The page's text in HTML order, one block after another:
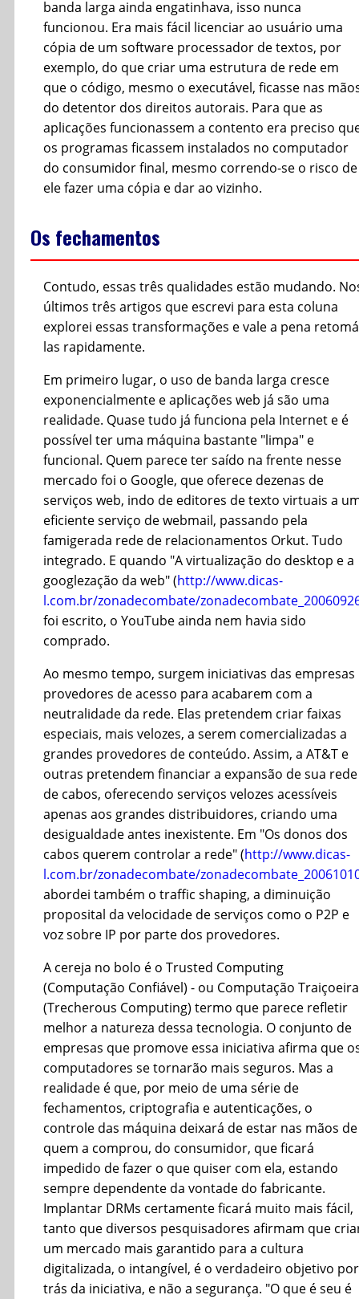
banda larga ainda engatinhava, isso nunca
funcionou. Era mais fácil licenciar ao usuário uma
cópia de um software processador de textos, por
exemplo, do que criar uma estrutura de rede em
que o código, mesmo o executável, ficasse nas
do detentor dos direitos autorais. Para que as
aplicações funcionassem a contento era preciso
os programas ficassem instalados no computador
do consumidor final, mesmo correndo-se o risco de
ele fazer uma cópia e dar ao vizinho.
Os fechamentos
Contudo, essas três qualidades estão mudando.
últimos três artigos que escrevi para esta coluna
explorei essas transformações e vale a pena
las rapidamente.
Em primeiro lugar, o uso de banda larga cresce
exponencialmente e aplicações web já são uma
realidade. Quase tudo já funciona pela Internet e é
possível ter uma máquina bastante "limpa" e
funcional. Quem parece ter saído na frente nesse
mercado foi o Google, que oferece dezenas de
serviços web, indo de editores de texto virtuais a
eficiente serviço de webmail, passando pela
famigerada rede de relacionamentos Orkut. Tudo
integrado. E quando "A virtualização do desktop e a
googlezação da web" (http://www.dicas-
l.com.br/zonadecombate/
foi escrito, o YouTube ainda nem havia sido
comprado.
Ao mesmo tempo, surgem iniciativas das empresas
provedores de acesso para acabarem com a
neutralidade da rede. Elas pretendem criar faixas
especiais, mais velozes, a serem comercializadas a
grandes provedores de conteúdo. Assim, a AT&T e
outras pretendem financiar a expansão de sua rede
de cabos, oferecendo serviços velozes acessíveis
apenas aos grandes distribuidores, criando uma
desigualdade antes inexistente. Em "Os donos dos
cabos querem controlar a rede" (http://www.dicas-
l.com.br/zonadecombate/
abordei também o traffic shaping, a diminuição
proposital da velocidade de serviços como o P2P e
voz sobre IP por parte dos provedores.
A cereja no bolo é o Trusted Computing
(Computação Confiável) - ou Computação Traiçoeira
(Trecherous Computing) termo que parece refletir
melhor a natureza dessa tecnologia. O conjunto de
empresas que promove essa iniciativa afirma que
computadores se tornarão mais seguros. Mas a
realidade é que, por meio de uma série de
fechamentos, criptografia e autenticações, o
controle das máquina deixará de estar nas mãos de
quem a comprou, do consumidor, que ficará
impedido de fazer o que quiser com ela, estando
sempre dependente da vontade do fabricante.
Implantar DRMs certamente ficará muito mais fácil,
tanto que diversos pesquisadores afirmam que
um mercado mais garantido para a cultura
digitalizada, o intangível, é o verdadeiro objetivo por
trás da iniciativa, e não a segurança. "O que é seu é